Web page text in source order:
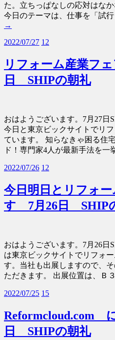
た。立ちっぱなしの応対はな
今日のテーマは、仕事を「試
→
2022/07/27 12
リフォーム産業フ
日 SHIPの朝礼
おはようございます。7月27日
今日と東京ビックサイトでリ
ています。 知らなきゃ困る住
ド！専門家4人が最新手法を一
2022/07/26 12
今日明日とリフォ
す 7月26日 SHIP
おはようございます。7月26日
は東京ビックサイトでリフォ
す。当社も出展しますので、
ただきます。 出展位置は、Ｂ
2022/07/25 15
Reformcloud.com
日 SHIPの朝礼